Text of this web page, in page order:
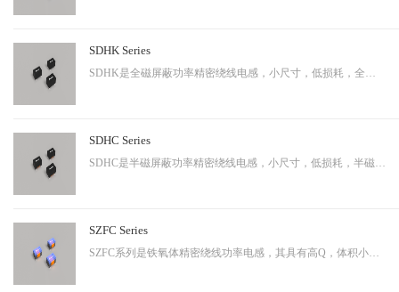
SDHK Series
SDHK是全磁屏蔽功率精密绕线电感，小尺寸，低损耗，全磁屏蔽等特点，适用于小型化终端产品。
SDHC Series
SDHC是半磁屏蔽功率精密绕线电感，小尺寸，低损耗，半磁屏蔽等特点，适用于小型化终端产品。
SZFC Series
SZFC系列是铁氧体精密绕线功率电感，其具有高Q，体积小，电流大等特性。适用于小型化产品。